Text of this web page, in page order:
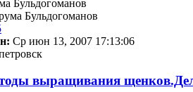
Бульдогоманов
Ср июн 13, 2007 17:13:06
выращивания